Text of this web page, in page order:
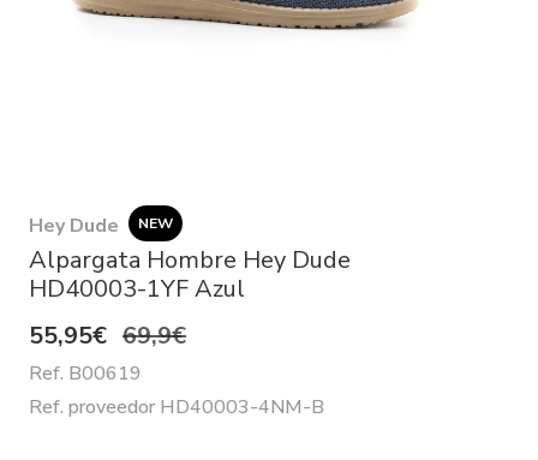
Hey Dude NEW
Alpargata Hombre Hey Dude
HD40003-1YF Azul
55,95€ 69,9€
Ref. B00619
Ref. proveedor HD40003-4NM-B